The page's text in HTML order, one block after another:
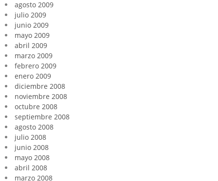
agosto 2009
julio 2009
junio 2009
mayo 2009
abril 2009
marzo 2009
febrero 2009
enero 2009
diciembre 2008
noviembre 2008
octubre 2008
septiembre 2008
agosto 2008
julio 2008
junio 2008
mayo 2008
abril 2008
marzo 2008